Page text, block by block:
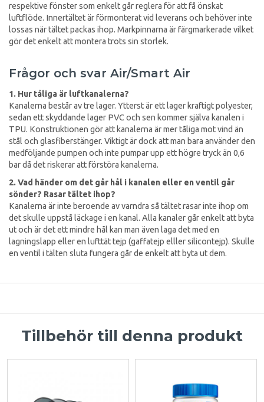
respektive fönster som enkelt går reglera för att få önskat
luftflöde. Innertältet är förmonterat vid leverans och behöver inte
lossas när tältet packas ihop. Markpinnarna är färgmarkerade vilket
gör det enkelt att montera trots sin storlek.
Frågor och svar Air/Smart Air
1. Hur tåliga är luftkanalerna?
Kanalerna består av tre lager. Ytterst är ett lager kraftigt polyester,
sedan ett skyddande lager PVC och sen kommer själva kanalen i
TPU. Konstruktionen gör att kanalerna är mer tåliga mot vind än
stål och glasfiberstänger. Viktigt är dock att man bara använder den
medföljande pumpen och inte pumpar upp ett högre tryck än 0,6
bar då det riskerar att förstöra kanalerna.
2. Vad händer om det går hål i kanalen eller en ventil går
sönder? Rasar tältet ihop?
Kanalerna är inte beroende av varndra så tältet rasar inte ihop om
det skulle uppstå läckage i en kanal. Alla kanaler går enkelt att byta
ut och är det ett mindre hål kan man även laga det med en
lagningslapp eller en lufttät tejp (gaffatejp elller silicontejp). Skulle
en ventil i tälten sluta fungera går de enkelt att byta ut dem.
Tillbehör till denna produkt